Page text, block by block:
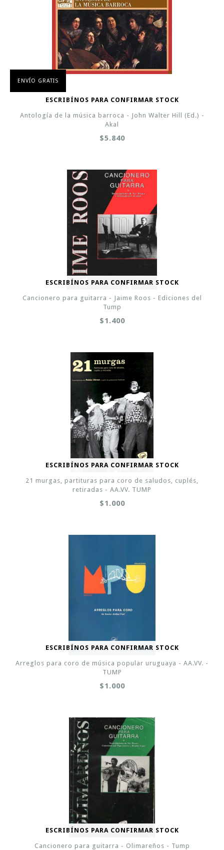
ESCRIBÍNOS PARA CONFIRMAR STOCK
ENVÍO GRATIS
Antología de la música barroca - John Walter Hill (Ed.) -
Akal
$5.840
ESCRIBÍNOS PARA CONFIRMAR STOCK
Cancionero para guitarra - Jaime Roos - Ediciones del
Tump
$1.400
ESCRIBÍNOS PARA CONFIRMAR STOCK
21 murgas, partituras para coro de saludos, cuplés,
retiradas - AA.VV. TUMP
$1.000
ESCRIBÍNOS PARA CONFIRMAR STOCK
Arreglos para coro de música popular uruguaya - AA.VV. -
TUMP
$1.000
ESCRIBÍNOS PARA CONFIRMAR STOCK
Cancionero para guitarra - Olimareños - Tump